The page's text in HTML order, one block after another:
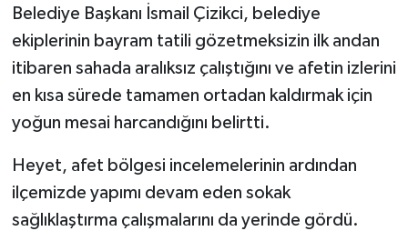
Belediye Başkanı İsmail Çizikci, belediye
ekiplerinin bayram tatili gözetmeksizin ilk andan
itibaren sahada aralıksız çalıştığını ve afetin izlerini
en kısa sürede tamamen ortadan kaldırmak için
yoğun mesai harcandığını belirtti.
Heyet, afet bölgesi incelemelerinin ardından
ilçemizde yapımı devam eden sokak
sağlıklaştırma çalışmalarını da yerinde gördü.